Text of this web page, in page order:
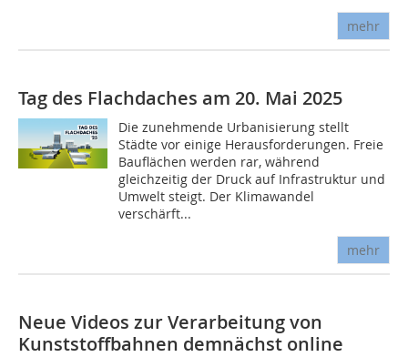
mehr
Tag des Flachdaches am 20. Mai 2025
Die zunehmende Urbanisierung stellt
Städte vor einige Herausforderungen. Freie
Bauflächen werden rar, während
gleichzeitig der Druck auf Infrastruktur und
Umwelt steigt. Der Klimawandel
verschärft...
mehr
Neue Videos zur Verarbeitung von
Kunststoffbahnen demnächst online